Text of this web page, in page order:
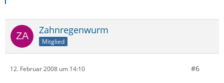
Zahnregenwurm
Mitglied
12. Februar 2008 um 14:10 #6